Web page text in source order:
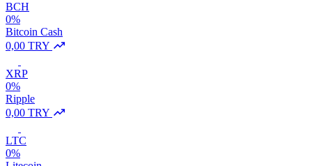
BCH
0%
Bitcoin Cash
0,00 TRY
XRP
0%
Ripple
0,00 TRY
LTC
0%